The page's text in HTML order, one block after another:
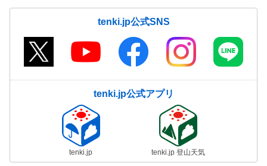
tenki.jp公式SNS
tenki.jp公式アプリ
tenki.jp tenki.jp 登山天気